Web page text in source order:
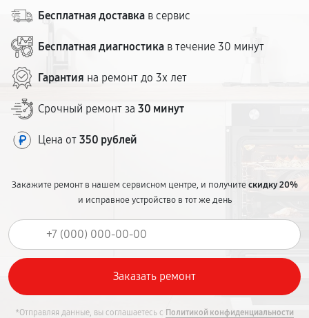
Бесплатная доставка в сервис
Бесплатная диагностика в течение 30 минут
Гарантия на ремонт до 3х лет
Срочный ремонт за 30 минут
Цена от 350 рублей
Закажите ремонт в нашем сервисном центре, и получитескидку 20%
и исправное устройство в тот же день
*Отправляя данные, вы соглашаетесь с Политикой конфиденциальности